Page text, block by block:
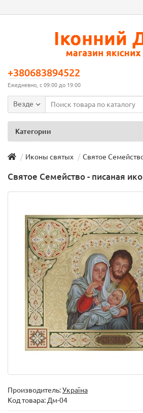
+380683894522
Ежедневно, с 09:00 до 19:00
Везде
Категории
Иконы святых Святое
Святое Семейство - писаная
Производитель:Україна
Код товара:Дм-04